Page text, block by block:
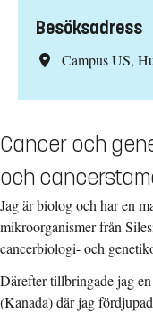
Besöksadress
Campus US,
Cancer och
och
Jag är biolog och har en
mikroorganismer från
cancerbiologi- och
Därefter tillbringade jag
(Kanada) där jag